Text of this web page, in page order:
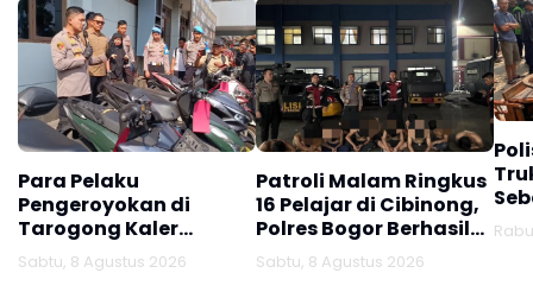
Para Pelaku
Pengeroyokan di
Tarogong Kaler
Ditangkap
Sabtu, 8 Agustus 2026
Patroli Malam Ringkus
16 Pelajar di Cibinong,
Polres Bogor Berhasil
Gagalkan Aksi
Tawuran dan Sita
Sabtu, 8 Agustus 2026